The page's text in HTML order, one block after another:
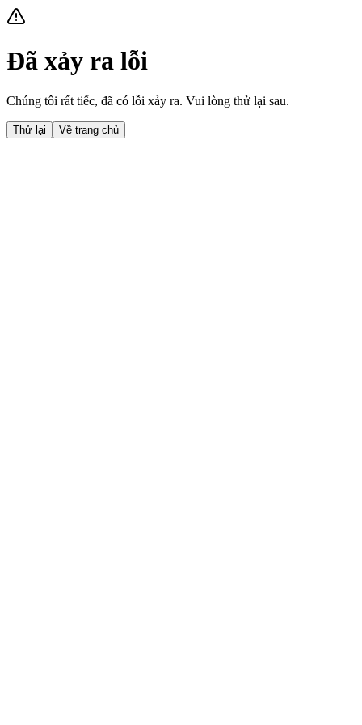
Đã xảy ra lỗi
Chúng tôi rất tiếc, đã có lỗi xảy ra. Vui lòng thử lại sau.
Thử lại Về trang chủ